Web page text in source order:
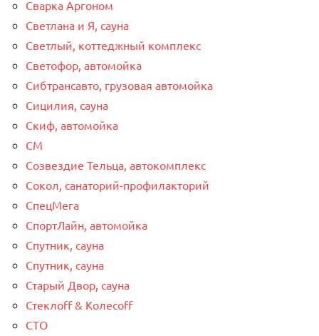
Сварка Аргоном
Светлана и Я, сауна
Светлый, коттеджный комплекс
Светофор, автомойка
Сибтрансавто, грузовая автомойка
Сицилия, сауна
Скиф, автомойка
СМ
Созвездие Тельца, автокомплекс
Сокол, санаторий-профилакторий
СпецМега
СпортЛайн, автомойка
Спутник, сауна
Спутник, сауна
Старый Двор, сауна
Стеклоff & Колесоff
СТО